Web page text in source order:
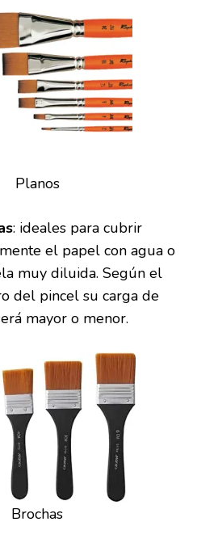
Planos
: ideales para cubrir
el papel con agua o
muy diluida. Según el
del pincel su carga de
mayor o menor.
Brochas